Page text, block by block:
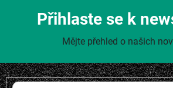
Přihlaste se k
Mějte přehled o našich